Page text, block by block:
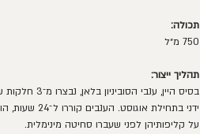
תכולה:
750 מ״ל
תהליך ייצור:
בסיס היין, ענבי
ידני בתחילת
על קליפותיהן לפני שעברו סחיטה מינימלית.